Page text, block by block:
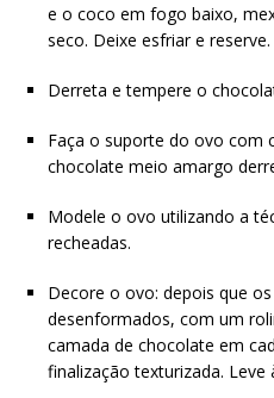
e o coco em fogo baixo,
seco. Deixe esfriar e reserve.
Derreta e tempere o
Faça o suporte do ovo com
chocolate meio amargo
Modele o ovo utilizando a
recheadas.
Decore o ovo: depois que
desenformados, com um
camada de chocolate em
finalização texturizada. Leve